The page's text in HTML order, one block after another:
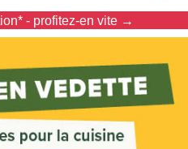
- profitez-en vite →